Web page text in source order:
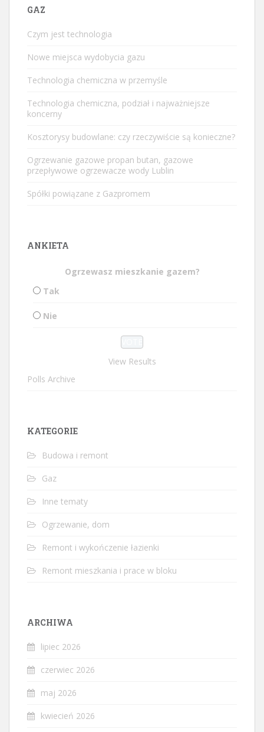
GAZ
Czym jest technologia
Nowe miejsca wydobycia gazu
Technologia chemiczna w przemyśle
Technologia chemiczna, podział i najważniejsze
koncerny
Kosztorysy budowlane: czy rzeczywiście są konieczne?
Ogrzewanie gazowe propan butan, gazowe
przepływowe ogrzewacze wody Lublin
Spółki powiązane z Gazpromem
ANKIETA
Ogrzewasz mieszkanie gazem?
Tak
Nie
View Results
Polls Archive
KATEGORIE
Budowa i remont
Gaz
Inne tematy
Ogrzewanie, dom
Remont i wykończenie łazienki
Remont mieszkania i prace w bloku
ARCHIWA
lipiec 2026
czerwiec 2026
maj 2026
kwiecień 2026